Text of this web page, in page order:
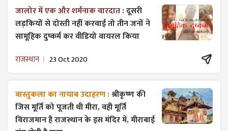
जालोर में एक और शर्मनाक वारदात :दूसरी
लड़कियों से दोस्ती नहीं करवाई तो तीन जनों ने
सामूहिक दुष्कर्म कर वीडियो वायरल किया
राजस्थान 23 Oct 2020
वास्तुकला का नायाब उदाहरण :श्रीकृष्ण की
जिस मूर्ति को पूजती थी मीरा, वही मूर्ति
विराजमान है राजस्थान के इस मंदिर में, मीराबाई